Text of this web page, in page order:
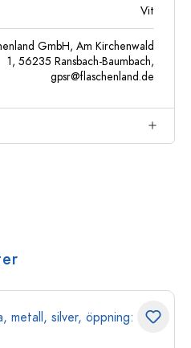
Vit
GmbH, Am Kirchenwald
1, 56235 Ransbach-Baumbach,
gpsr@flaschenland.de